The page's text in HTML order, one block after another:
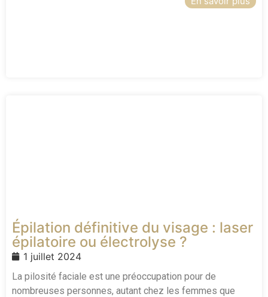
Épilation définitive du visage : laser
épilatoire ou électrolyse ?
1 juillet 2024
La pilosité faciale est une préoccupation pour de
nombreuses personnes, autant chez les femmes que